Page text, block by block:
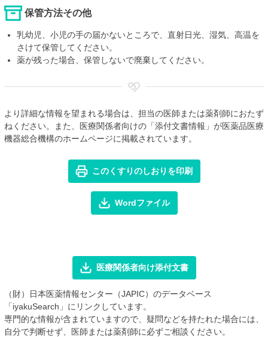
保管方法その他
乳幼児、小児の手の届かないところで、直射日光、湿気、高温を
さけて保管してください。
薬が残った場合、保管しないで廃棄してください。
より詳細な情報を望まれる場合は、担当の医師または薬剤師におたず
ねください。また、医療関係者向けの「添付文書情報」が医薬品医療
機器総合機構のホームページに掲載されています。
このくすりのしおりを印刷
Wordファイル
医療関係者向け添付文書
（財）日本医薬情報センター（JAPIC）のデータベース
「iyakuSearch」にリンクしています。
専門的な情報が含まれていますので、疑問などを持たれた場合には、
自分で判断せず、医師または薬剤師に必ずご相談ください。